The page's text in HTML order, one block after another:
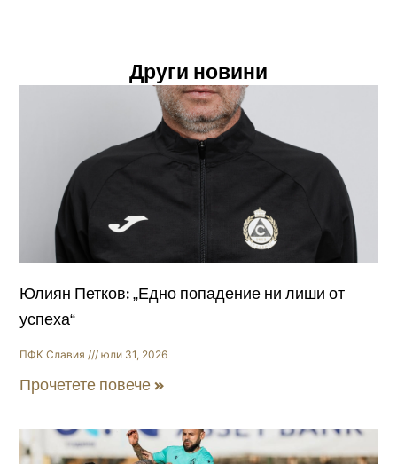
Други новини
Юлиян Петков: „Едно попадение ни лиши от
успеха“
ПФК Славия юли 31, 2026
Прочетете повече »